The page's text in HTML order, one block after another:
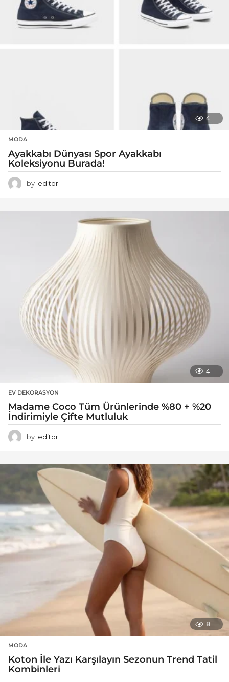
4
MODA
Ayakkabı Dünyası Spor Ayakkabı
Koleksiyonu Burada!
by editor
4
EV DEKORASYON
Madame Coco Tüm Ürünlerinde %80 + %20
İndirimiyle Çifte Mutluluk
by editor
8
MODA
Koton İle Yazı Karşılayın Sezonun Trend Tatil
Kombinleri